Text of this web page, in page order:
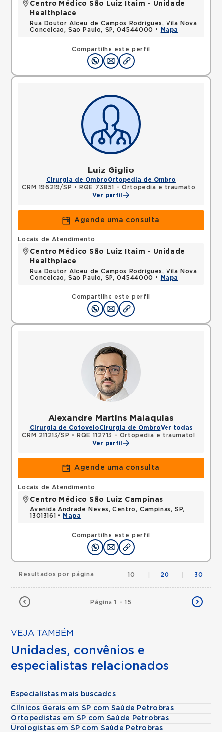
Compartilhe este perfil
Centro Médico São Luiz Itaim - Unidade
Healthplace
Rua Doutor Alceu de Campos Rodrigues, Vila Nova
Conceicao, Sao Paulo, SP, 04544000 •
Mapa
Luiz Giglio
Cirurgia de OmbroOrtopedia de Ombro
CRM 196219/SP •
RQE 73851 - Ortopedia e traumatologia
Ver perfil
Agende uma consulta
Compartilhe este perfil
Locais de Atendimento
Centro Médico São Luiz Itaim - Unidade
Healthplace
Rua Doutor Alceu de Campos Rodrigues, Vila Nova
Conceicao, Sao Paulo, SP, 04544000 •
Mapa
Alexandre Martins Malaquias
Cirurgia de CotoveloCirurgia de OmbroVer todas
CRM 211213/SP •
RQE 112713 - Ortopedia e traumatologia
Ver perfil
Agende uma consulta
Compartilhe este perfil
Locais de Atendimento
Centro Médico São Luiz Campinas
Avenida Andrade Neves, Centro, Campinas, SP,
13013161 •
Mapa
Página 1 - 15
Resultados por página 10 20 30
VEJA TAMBÉM
Unidades, convênios e
especialistas relacionados
Especialistas mais buscados
Clínicos Gerais em SP com Saúde Petrobras
Ortopedistas em SP com Saúde Petrobras
Urologistas em SP com Saúde Petrobras